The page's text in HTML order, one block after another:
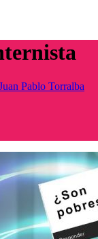
Pablo Torralba